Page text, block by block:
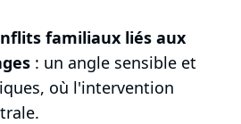
familiaux liés aux
: un angle sensible et
où l'intervention